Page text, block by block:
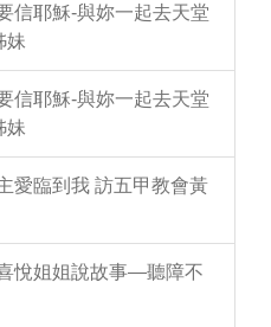
信耶穌-與妳一起去天堂
妹
信耶穌-與妳一起去天堂
妹
愛臨到我 訪五甲教會黃
悅姐姐說故事—聽障不